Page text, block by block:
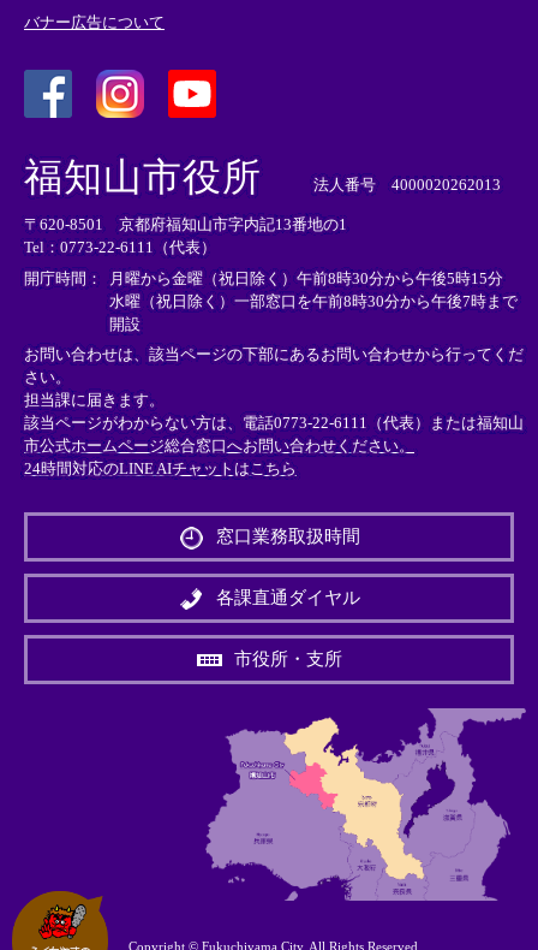
バナー広告について
外
部
リ
ン
ク
＞
外
リ
ン
ク
＞
外
部
ン
ク
＞
福知山市役所 法人番号 4000020262013
〒620-8501 京都府福知山市字内記13番地の1
Tel：0773-22-6111（代表）
開庁時間：
月曜から金曜（祝日除く）午前8時30分から午後5時15分
水曜（祝日除く）一部窓口を午前8時30分から午後7時まで
開設
お問い合わせは、該当ページの下部にあるお問い合わせから行ってくだ
さい。
担当課に届きます。
該当ページがわからない方は、電話0773-22-6111（代表）または福知山
市公式ホームページ総合窓口へお問い合わせください。
24時間対応のLINE AIチャットはこちら
外
リ
ン
＞
窓口業務取扱時間
各課直通ダイヤル
市役所・支所
Copyright © Fukuchiyama City. All Rights Reserved.